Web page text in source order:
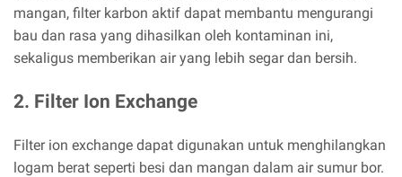
mangan, filter karbon aktif dapat membantu mengurangi
bau dan rasa yang dihasilkan oleh kontaminan ini,
sekaligus memberikan air yang lebih segar dan bersih.
2. Filter Ion Exchange
Filter ion exchange dapat digunakan untuk menghilangkan
logam berat seperti besi dan mangan dalam air sumur bor.